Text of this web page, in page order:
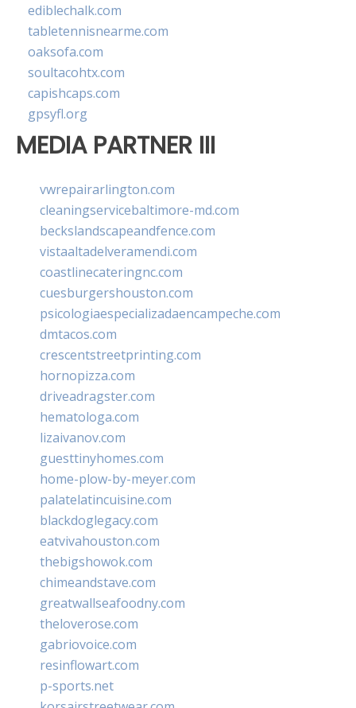
ediblechalk.com
tabletennisnearme.com
oaksofa.com
soultacohtx.com
capishcaps.com
gpsyfl.org
MEDIA PARTNER III
vwrepairarlington.com
cleaningservicebaltimore-md.com
beckslandscapeandfence.com
vistaaltadelveramendi.com
coastlinecateringnc.com
cuesburgershouston.com
psicologiaespecializadaencampeche.com
dmtacos.com
crescentstreetprinting.com
hornopizza.com
driveadragster.com
hematologa.com
lizaivanov.com
guesttinyhomes.com
home-plow-by-meyer.com
palatelatincuisine.com
blackdoglegacy.com
eatvivahouston.com
thebigshowok.com
chimeandstave.com
greatwallseafoodny.com
theloverose.com
gabriovoice.com
resinflowart.com
p-sports.net